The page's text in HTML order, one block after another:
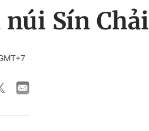
núi Sín Chải